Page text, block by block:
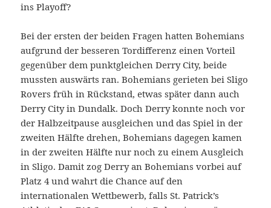
ins Playoff?
Bei der ersten der beiden Fragen hatten Bohemians
aufgrund der besseren Tordifferenz einen Vorteil
gegenüber dem punktgleichen Derry City, beide
mussten auswärts ran. Bohemians gerieten bei Sligo
Rovers früh in Rückstand, etwas später dann auch
Derry City in Dundalk. Doch Derry konnte noch vor
der Halbzeitpause ausgleichen und das Spiel in der
zweiten Hälfte drehen, Bohemians dagegen kamen
in der zweiten Hälfte nur noch zu einem Ausgleich
in Sligo. Damit zog Derry an Bohemians vorbei auf
Platz 4 und wahrt die Chance auf den
internationalen Wettbewerb, falls St. Patrick’s